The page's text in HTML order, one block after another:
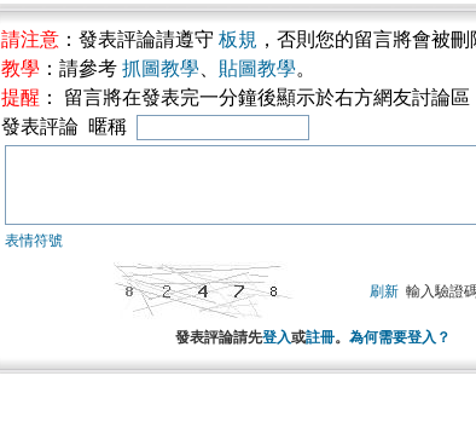
請注意 ：發表評論請遵守 板規 ，否則您的留言將會被刪
教學 ：請參考 抓圖教學 貼圖教學。
提醒 ： 留言將在發表完一分鐘後顯示於右方網友討論區
發表評論 暱稱
表情符號
刷新 輸入驗證
發表評論請先登入或註冊。 為何需要登入？